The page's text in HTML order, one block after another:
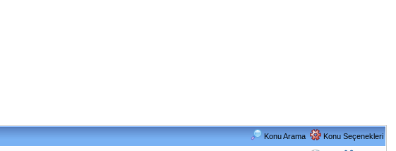
Konu Arama Konu Seçenekleri